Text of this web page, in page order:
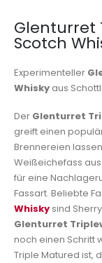
Glenturret
Scotch
Experimenteller
Whisky aus
Der Glenturret
greift einen
Brennereien
Weißeichefass
für eine
Fassart. Beliebte
Whisky sind
Glenturret
noch einen Schritt
Triple Matured ist,